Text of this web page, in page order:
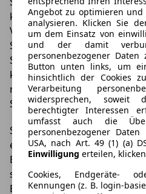
können sie mit dem
Verschmutzungen
Schwamm regelmäßig aus,
Schmutz nicht daran
können Sie mehrfach
nach der Reinigung einfach in
Spülmaschine durch.
Schwer zugängliche Stellen
einer speziellen
Borsten der Bürste sind
schädigen den Lack nicht.
Borsten sauber und nicht
Angebot zu optimieren und
analysieren. Klicken Sie
um dem Einsatz von
und der damit
personenbezogener
Button unten links, um
hinsichtlich der Cookies
Verarbeitung
widersprechen, soweit
berechtigter Interessen
umfasst auch die
personenbezogener
USA, nach Art. 49 (1) (a)
Einwilligung erteilen,
Cookies, Endgeräte-
Kennungen (z. B. login-